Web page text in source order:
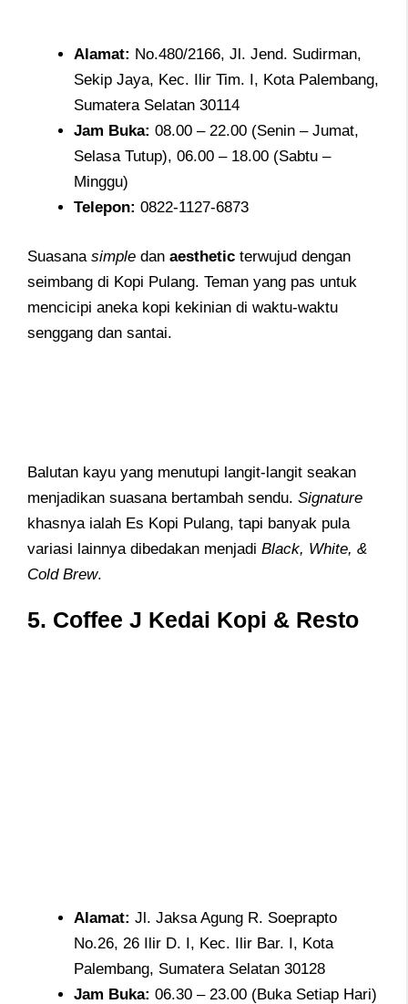
Alamat: No.480/2166, Jl. Jend. Sudirman,
Sekip Jaya, Kec. Ilir Tim. I, Kota Palembang,
Sumatera Selatan 30114
Jam Buka: 08.00 – 22.00 (Senin – Jumat,
Selasa Tutup), 06.00 – 18.00 (Sabtu –
Minggu)
Telepon: 0822-1127-6873
Suasana simple dan aesthetic terwujud dengan
seimbang di Kopi Pulang. Teman yang pas untuk
mencicipi aneka kopi kekinian di waktu-waktu
senggang dan santai.
Balutan kayu yang menutupi langit-langit seakan
menjadikan suasana bertambah sendu. Signature
khasnya ialah Es Kopi Pulang, tapi banyak pula
variasi lainnya dibedakan menjadi Black, White, &
Cold Brew.
5. Coffee J Kedai Kopi & Resto
Alamat: Jl. Jaksa Agung R. Soeprapto
No.26, 26 Ilir D. I, Kec. Ilir Bar. I, Kota
Palembang, Sumatera Selatan 30128
Jam Buka: 06.30 – 23.00 (Buka Setiap Hari)